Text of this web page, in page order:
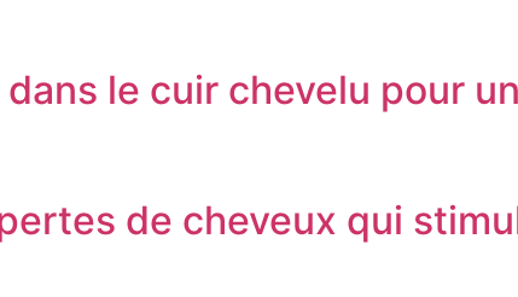
le cuir chevelu pour
de cheveux qui